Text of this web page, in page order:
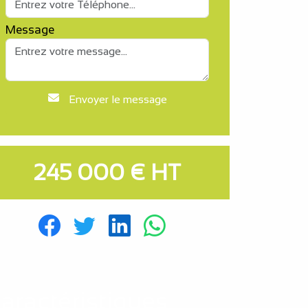
Message
Envoyer le message
245 000 € HT